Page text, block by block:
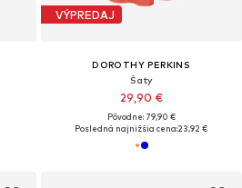
VÝPREDAJ
DOROTHY PERKINS
Šaty
29,90 €
Pôvodne: 79,90 €
Posledná najnižšia cena:23,92 €